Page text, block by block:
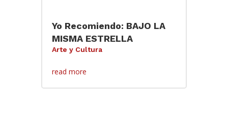
Yo Recomiendo: BAJO LA
MISMA ESTRELLA
Arte y Cultura
read more